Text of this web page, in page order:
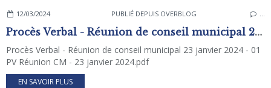
12/03/2024 PUBLIÉ DEPUIS OVERBLOG …
Procès Verbal - Réunion de conseil municipal 23 janvier 2024
Procès Verbal - Réunion de conseil municipal 23 janvier 2024 - 01
PV Réunion CM - 23 janvier 2024.pdf
EN SAVOIR PLUS